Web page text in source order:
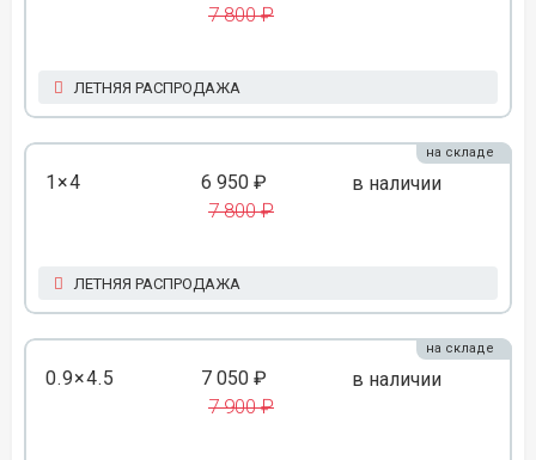
7 800 ₽
ЛЕТНЯЯ РАСПРОДАЖА
1×4 6 950 ₽
7 800 ₽
в наличии
на складе
ЛЕТНЯЯ РАСПРОДАЖА
0.9×4.5 7 050 ₽
7 900 ₽
в наличии
на складе